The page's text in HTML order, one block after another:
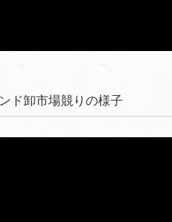
ド卸市場競りの様子